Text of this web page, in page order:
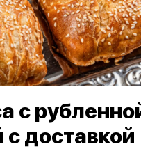
с
с доставкой